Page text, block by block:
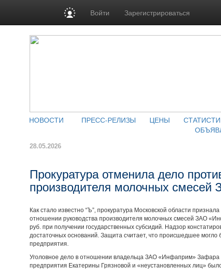
Войти Зарегистрироваться
НОВОСТИ ПРЕСС-РЕЛИЗЫ ЦЕНЫ
28.05.2026
Прокуратура отменила дело
производителя молочных
Как стало известно “Ъ”, прокуратура Московской области
отношении руководства производителя молочных смесей ЗАО
руб. при получении государственных субсидий. Надзор
достаточных оснований. Защита считает, что происшедшее могло
предприятия.
Уголовное дело в отношении владельца ЗАО «Инфаприм» Зафара
предприятия Екатерины Грязновой и «неустановленных лиц»